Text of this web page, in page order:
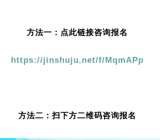
方法一：点此链接咨询报名
https://jinshuju.net/f/MqmAPp
方法二：扫下方二维码咨询报名